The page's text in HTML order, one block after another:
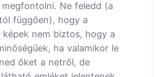
megfontolni. Ne feledd (a
függően), hogy a
nem biztos, hogy a
ha valamikor le
őket a netről, de